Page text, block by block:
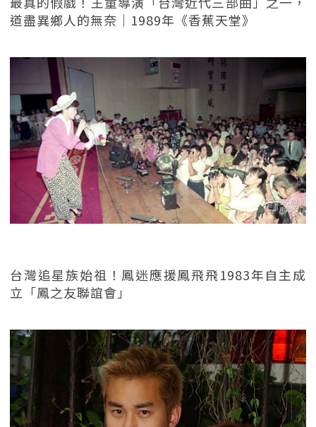
道盡異鄉人的無奈｜1989年《香蕉天堂》
台灣追星族始祖！鳳迷應援鳳飛飛1983年自主成
立「鳳之友聯誼會」